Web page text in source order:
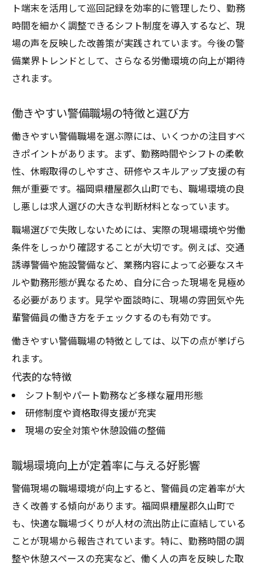
ト端末を活用して巡回記録を効率的に管理したり、勤務
時間を細かく調整できるシフト制度を導入するなど、現
場の声を反映した改善策が実践されています。今後の警
備業界トレンドとして、さらなる労働環境の向上が期待
されます。
働きやすい警備職場の特徴と選び方
働きやすい警備職場を選ぶ際には、いくつかの注目すべ
きポイントがあります。まず、勤務時間やシフトの柔軟
性、休暇取得のしやすさ、研修やスキルアップ支援の有
無が重要です。福岡県糟屋郡久山町でも、職場環境の良
し悪しは求人選びの大きな判断材料となっています。
職場選びで失敗しないためには、実際の現場環境や労働
条件をしっかり確認することが大切です。例えば、交通
誘導警備や施設警備など、業務内容によって必要なスキ
ルや勤務形態が異なるため、自分に合った現場を見極め
る必要があります。見学や面談時に、現場の雰囲気や先
輩警備員の働き方をチェックするのも有効です。
働きやすい警備職場の特徴としては、以下の点が挙げら
れます。
代表的な特徴
シフト制やパート勤務など多様な雇用形態
研修制度や資格取得支援が充実
現場の安全対策や休憩設備の整備
職場環境向上が定着率に与える好影響
警備現場の職場環境が向上すると、警備員の定着率が大
きく改善する傾向があります。福岡県糟屋郡久山町で
も、快適な職場づくりが人材の流出防止に直結している
ことが現場から報告されています。特に、勤務時間の調
整や休憩スペースの充実など、働く人の声を反映した取